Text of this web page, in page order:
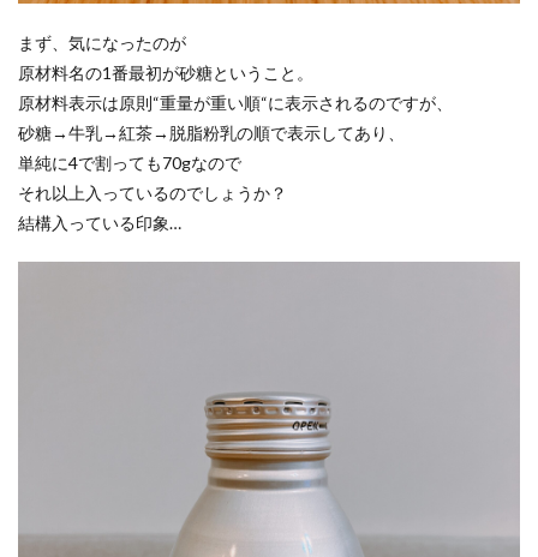
まず、気になったのが
原材料名の1番最初が砂糖ということ。
原材料表示は原則“重量が重い順“に表示されるのですが、
砂糖→牛乳→紅茶→脱脂粉乳の順で表示してあり、
単純に4で割っても70gなので
それ以上入っているのでしょうか？
結構入っている印象…